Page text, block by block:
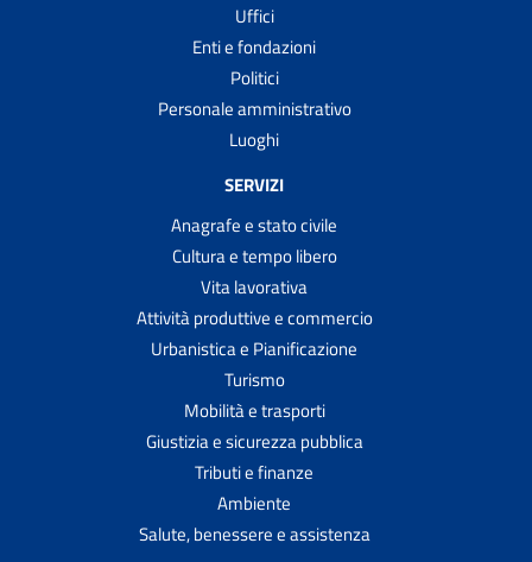
Uffici
Enti e fondazioni
Politici
Personale amministrativo
Luoghi
SERVIZI
Anagrafe e stato civile
Cultura e tempo libero
Vita lavorativa
Attività produttive e commercio
Urbanistica e Pianificazione
Turismo
Mobilità e trasporti
Giustizia e sicurezza pubblica
Tributi e finanze
Ambiente
Salute, benessere e assistenza